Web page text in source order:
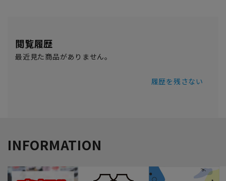
閲覧履歴
最近見た商品がありません。
履歴を残さない
INFORMATION